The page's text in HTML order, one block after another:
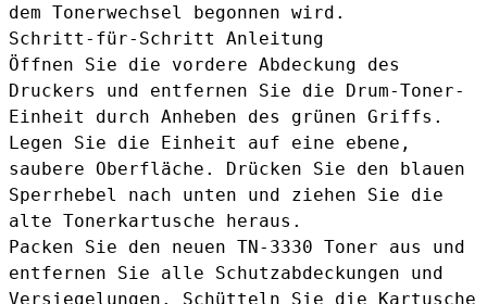
dem Tonerwechsel begonnen wird.
Schritt-für-Schritt Anleitung
Öffnen Sie die vordere Abdeckung des
Druckers und entfernen Sie die Drum-Toner-
Einheit durch Anheben des grünen Griffs.
Legen Sie die Einheit auf eine ebene,
saubere Oberfläche. Drücken Sie den blauen
Sperrhebel nach unten und ziehen Sie die
alte Tonerkartusche heraus.
Packen Sie den neuen TN-3330 Toner aus und
entfernen Sie alle Schutzabdeckungen und
Versiegelungen. Schütteln Sie die Kartusche